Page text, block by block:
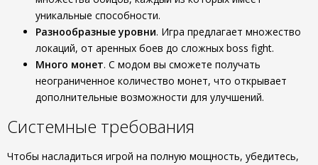
уникальные способности.
Разнообразные уровни. Игра предлагает множество
локаций, от аренных боев до сложных boss fight.
Много монет. С модом вы сможете получать
неограниченное количество монет, что открывает
дополнительные возможности для улучшений.
Системные требования
Чтобы насладиться игрой на полную мощность, убедитесь,